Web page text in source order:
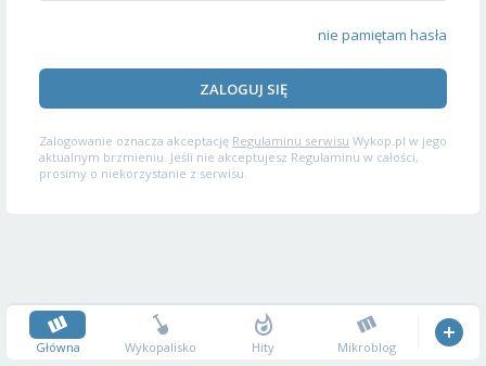
nie pamiętam hasła
ZALOGUJ SIĘ
Zalogowanie oznacza akceptację Regulaminu serwisu Wykop.pl w jego
aktualnym brzmieniu. Jeśli nie akceptujesz Regulaminu w całości,
prosimy o niekorzystanie z serwisu.
Główna Wykopalisko Hity Mikroblog